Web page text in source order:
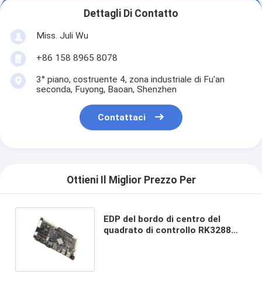
Dettagli Di Contatto
Miss. Juli Wu
+86 158 8965 8078
3° piano, costruente 4, zona industriale di Fu'an
seconda, Fuyong, Baoan, Shenzhen
Contattaci
Ottieni Il Miglior Prezzo Per
EDP del bordo di centro del
quadrato di controllo RK3288